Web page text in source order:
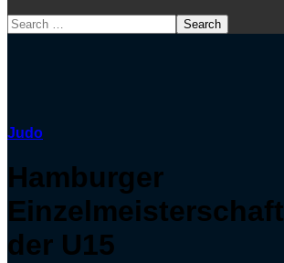
Judo
Hamburger
der U15